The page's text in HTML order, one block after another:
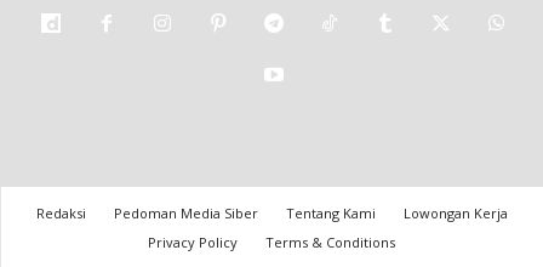
Redaksi Pedoman Media Siber Tentang Kami
Lowongan Kerja
Privacy Policy
Terms & Conditions